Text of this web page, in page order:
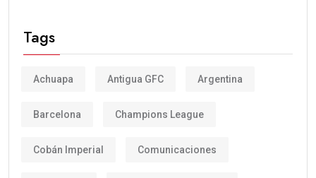
Tags
Achuapa Antigua GFC Argentina
Barcelona Champions League
Cobán Imperial Comunicaciones